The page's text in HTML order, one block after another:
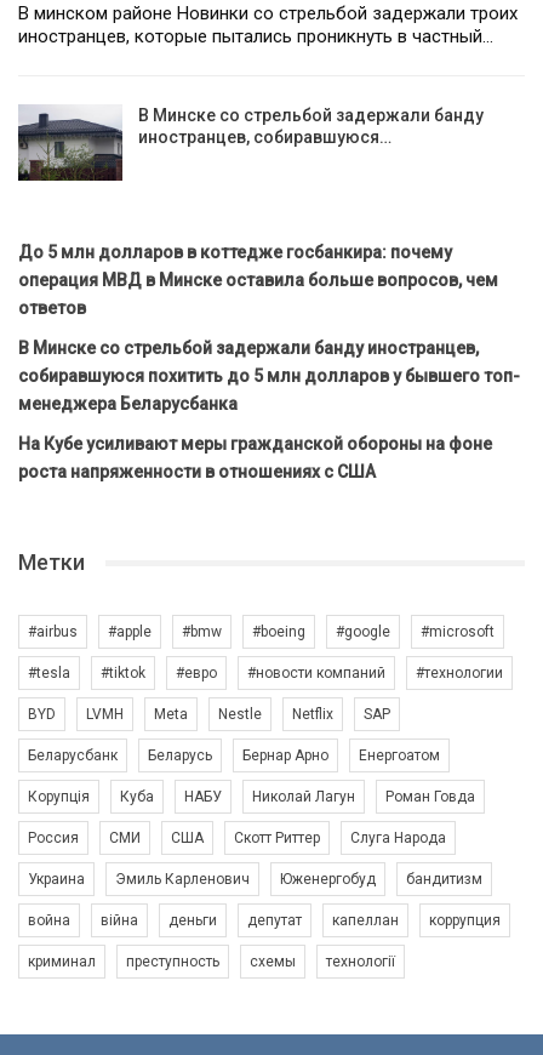
В минском районе Новинки со стрельбой задержали троих
иностранцев, которые пытались проникнуть в частный…
В Минске со стрельбой задержали банду
иностранцев, собиравшуюся…
До 5 млн долларов в коттедже госбанкира: почему
операция МВД в Минске оставила больше вопросов, чем
ответов
В Минске со стрельбой задержали банду иностранцев,
собиравшуюся похитить до 5 млн долларов у бывшего топ-
менеджера Беларусбанка
На Кубе усиливают меры гражданской обороны на фоне
роста напряженности в отношениях с США
Метки
#airbus #apple #bmw #boeing #google #microsoft
#tesla #tiktok #евро #новости компаний #технологии
BYD LVMH Meta Nestle Netflix SAP
Беларусбанк Беларусь Бернар Арно Енергоатом
Корупція Куба НАБУ Николай Лагун Роман Говда
Россия СМИ США Скотт Риттер Слуга Народа
Украина Эмиль Карленович Юженергобуд бандитизм
война війна деньги депутат капеллан коррупция
криминал преступность схемы технології